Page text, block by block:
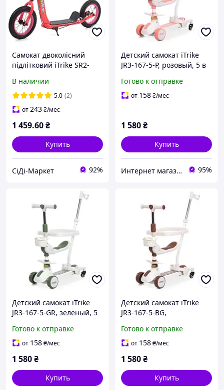
Самокат двоколісний
підлітковий iTrike SR2-
гума, рама: сталь, до 60
кг) [Склад: Одеса №5]
В наличии
5.0 (2)
от243₴/мес
1 459.60₴
Купить
СіДі-Маркет 92%
Детский самокат iTrike
JR3-167-5-P, розовый, 5 в
регулируется, световые и
звуковые эффекты
Готово к отправке
от 158₴/мес
1 580₴
Купить
Интернет магазин детских товаров Sophie-shop 95%
Детский самокат iTrike
JR3-167-5-GR, зеленый, 5
регулируется, световые и
звуковые эффекты
Готово к отправке
от 158₴/мес
1 580₴
Купить
Детский самокат iTrike
JR3-167-5-BG,
колеса PU, руль
регулируется, световые и
Готово к отправке
от 158₴/мес
1 580₴
Купить